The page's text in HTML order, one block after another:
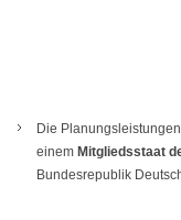
Die
einem Mitgliedsstaat
Bundesrepublik